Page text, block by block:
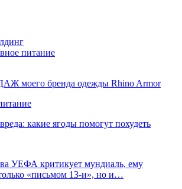
питание
моего бренда одежды Rhino Armor
какие ягоды помогут похудеть
УЕФА критикует мундиаль, ему
«письмом 13-и», но и…